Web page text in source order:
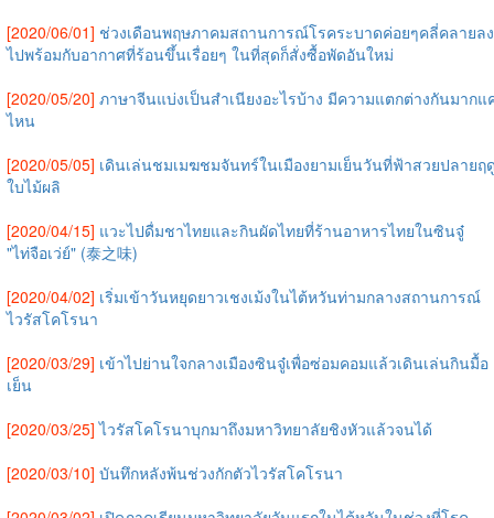
[2020/06/01] ช่วงเดือนพฤษภาคมสถานการณ์โรคระบาดค่อยๆคลี่คลายลง
ไปพร้อมกับอากาศที่ร้อนขึ้นเรื่อยๆ ในที่สุดก็สั่งซื้อพัดอันใหม่
[2020/05/20] ภาษาจีนแบ่งเป็นสำเนียงอะไรบ้าง มีความแตกต่างกันมากแ
ไหน
[2020/05/05] เดินเล่นชมเมฆชมจันทร์ในเมืองยามเย็นวันที่ฟ้าสวยปลายฤ
ใบไม้ผลิ
[2020/04/15] แวะไปดื่มชาไทยและกินผัดไทยที่ร้านอาหารไทยในซินจู๋
"ไท่จือเว่ย์" (泰之味)
[2020/04/02] เริ่มเข้าวันหยุดยาวเชงเม้งในไต้หวันท่ามกลางสถานการณ์
ไวรัสโคโรนา
[2020/03/29] เข้าไปย่านใจกลางเมืองซินจู๋เพื่อซ่อมคอมแล้วเดินเล่นกินมื้อ
เย็น
[2020/03/25] ไวรัสโคโรนาบุกมาถึงมหาวิทยาลัยชิงหัวแล้วจนได้
[2020/03/10] บันทึกหลังพ้นช่วงกักตัวไวรัสโคโรนา